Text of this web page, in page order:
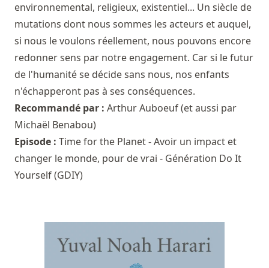
environnemental, religieux, existentiel... Un siècle de
mutations dont nous sommes les acteurs et auquel,
si nous le voulons réellement, nous pouvons encore
redonner sens par notre engagement. Car si le futur
de l'humanité se décide sans nous, nos enfants
n'échapperont pas à ses conséquences.
Recommandé par : Arthur Auboeuf(et aussi par
Michaël Benabou)
Episode : Time for the Planet - Avoir un impact et
changer le monde, pour de vrai - Génération Do It
Yourself (GDIY)